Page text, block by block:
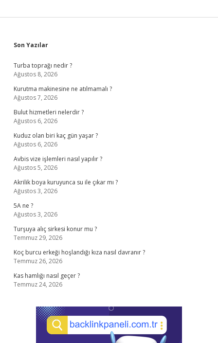
Sidebar
Son Yazılar
Turba toprağı nedir ?
Ağustos 8, 2026
Kurutma makinesine ne atılmamalı ?
Ağustos 7, 2026
Bulut hizmetleri nelerdir ?
Ağustos 6, 2026
Kuduz olan biri kaç gün yaşar ?
Ağustos 6, 2026
Avbis vize işlemleri nasıl yapılır ?
Ağustos 5, 2026
Akrilik boya kuruyunca su ile çıkar mı ?
Ağustos 3, 2026
5A ne ?
Ağustos 3, 2026
Turşuya alıç sirkesi konur mu ?
Temmuz 29, 2026
Koç burcu erkeği hoşlandığı kıza nasıl davranır ?
Temmuz 26, 2026
Kas hamlığı nasıl geçer ?
Temmuz 24, 2026